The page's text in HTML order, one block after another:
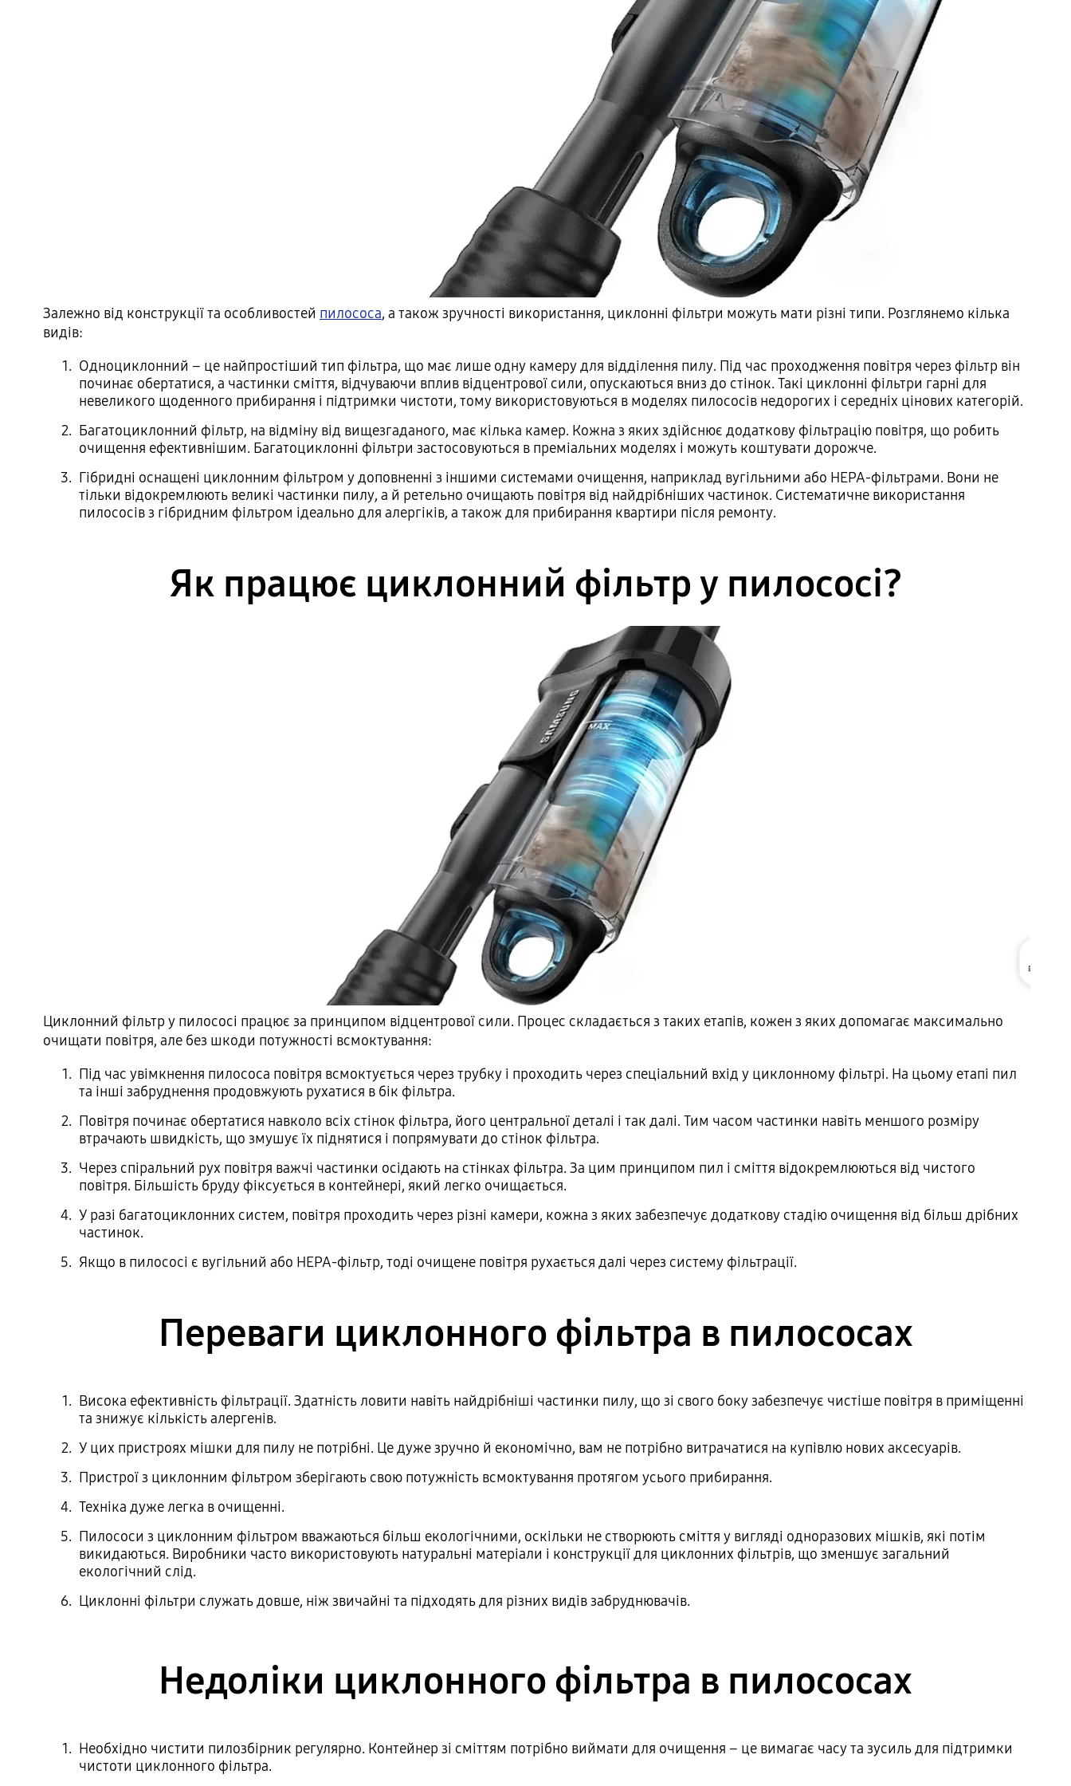
Залежно від конструкції та особливостей пилососа, а також зручності використання, циклонні фільтри можуть мати різні типи. Розглянемо кілька
видів:
Одноциклонний – це найпростіший тип фільтра, що має лише одну камеру для відділення пилу. Під час проходження повітря через фільтр він
починає обертатися, а частинки сміття, відчуваючи вплив відцентрової сили, опускаються вниз до стінок. Такі циклонні фільтри гарні для
невеликого щоденного прибирання і підтримки чистоти, тому використовуються в моделях пилососів недорогих і середніх цінових категорій.
Багатоциклонний фільтр, на відміну від вищезгаданого, має кілька камер. Кожна з яких здійснює додаткову фільтрацію повітря, що робить
очищення ефективнішим. Багатоциклонні фільтри застосовуються в преміальних моделях і можуть коштувати дорожче.
Гібридні оснащені циклонним фільтром у доповненні з іншими системами очищення, наприклад вугільними або HEPA-фільтрами. Вони не
тільки відокремлюють великі частинки пилу, а й ретельно очищають повітря від найдрібніших частинок. Систематичне використання
пилососів з гібридним фільтром ідеально для алергіків, а також для прибирання квартири після ремонту.
Як працює циклонний фільтр у пилососі?
Циклонний фільтр у пилососі працює за принципом відцентрової сили. Процес складається з таких етапів, кожен з яких допомагає максимально
очищати повітря, але без шкоди потужності всмоктування:
Під час увімкнення пилососа повітря всмоктується через трубку і проходить через спеціальний вхід у циклонному фільтрі. На цьому етапі пил
та інші забруднення продовжують рухатися в бік фільтра.
Повітря починає обертатися навколо всіх стінок фільтра, його центральної деталі і так далі. Тим часом частинки навіть меншого розміру
втрачають швидкість, що змушує їх піднятися і попрямувати до стінок фільтра.
Через спіральний рух повітря важчі частинки осідають на стінках фільтра. За цим принципом пил і сміття відокремлюються від чистого
повітря. Більшість бруду фіксується в контейнері, який легко очищається.
У разі багатоциклонних систем, повітря проходить через різні камери, кожна з яких забезпечує додаткову стадію очищення від більш дрібних
частинок.
Якщо в пилососі є вугільний або HEPA-фільтр, тоді очищене повітря рухається далі через систему фільтрації.
Переваги циклонного фільтра в пилососах
Висока ефективність фільтрації. Здатність ловити навіть найдрібніші частинки пилу, що зі свого боку забезпечує чистіше повітря в приміщенні
та знижує кількість алергенів.
У цих пристроях мішки для пилу не потрібні. Це дуже зручно й економічно, вам не потрібно витрачатися на купівлю нових аксесуарів.
Пристрої з циклонним фільтром зберігають свою потужність всмоктування протягом усього прибирання.
Техніка дуже легка в очищенні.
Пилососи з циклонним фільтром вважаються більш екологічними, оскільки не створюють сміття у вигляді одноразових мішків, які потім
викидаються. Виробники часто використовують натуральні матеріали і конструкції для циклонних фільтрів, що зменшує загальний
екологічний слід.
Циклонні фільтри служать довше, ніж звичайні та підходять для різних видів забруднювачів.
Недоліки циклонного фільтра в пилососах
Необхідно чистити пилозбірник регулярно. Контейнер зі сміттям потрібно виймати для очищення – це вимагає часу та зусиль для підтримки
чистоти циклонного фільтра.